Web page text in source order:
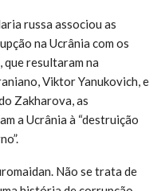
russa associou as
na Ucrânia com os
resultaram na
Viktor Yanukovich, e
Zakharova, as
a Ucrânia à “destruição
Não se trata de